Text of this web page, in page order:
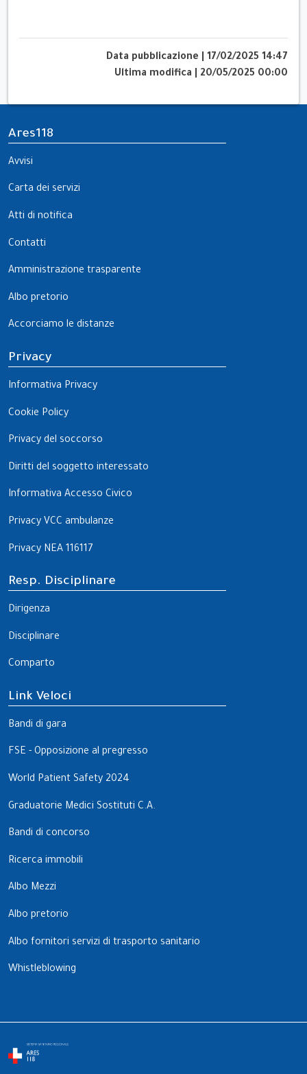
Data pubblicazione
17/02/2025 14:47
Ultima modifica
20/05/2025 00:00
Ares118
Avvisi
Carta dei servizi
Atti di notifica
Contatti
Amministrazione trasparente
Albo pretorio
Accorciamo le distanze
Privacy
Informativa Privacy
Cookie Policy
Privacy del soccorso
Diritti del soggetto interessato
Informativa Accesso Civico
Privacy VCC ambulanze
Privacy NEA 116117
Resp. Disciplinare
Dirigenza
Disciplinare
Comparto
Link Veloci
Bandi di gara
FSE - Opposizione al pregresso
World Patient Safety 2024
Graduatorie Medici Sostituti C.A.
Bandi di concorso
Ricerca immobili
Albo Mezzi
Albo pretorio
Albo fornitori servizi di trasporto sanitario
Whistleblowing